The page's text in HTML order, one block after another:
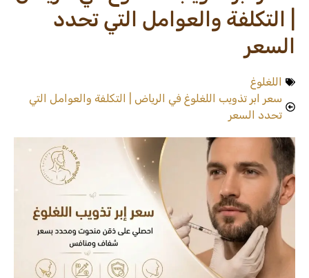
| التكلفة والعوامل التي تحدد
السعر
اللغلوغ
سعر ابر تذويب اللغلوغ في الرياض | التكلفة والعوامل التي
تحدد السعر